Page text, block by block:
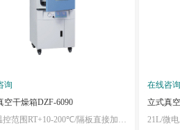
询
空干燥箱DZF-6090
91L/温控范围RT+10-200℃/隔板直接加热和控制
在线咨询
立式真
21L/微